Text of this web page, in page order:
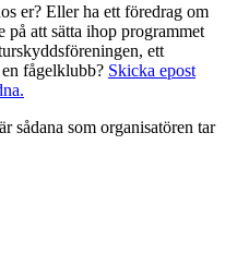
er? Eller ha ett föredrag om
att sätta ihop programmet
ett
fågelklubb? Skicka epost
är sådana som organisatören tar